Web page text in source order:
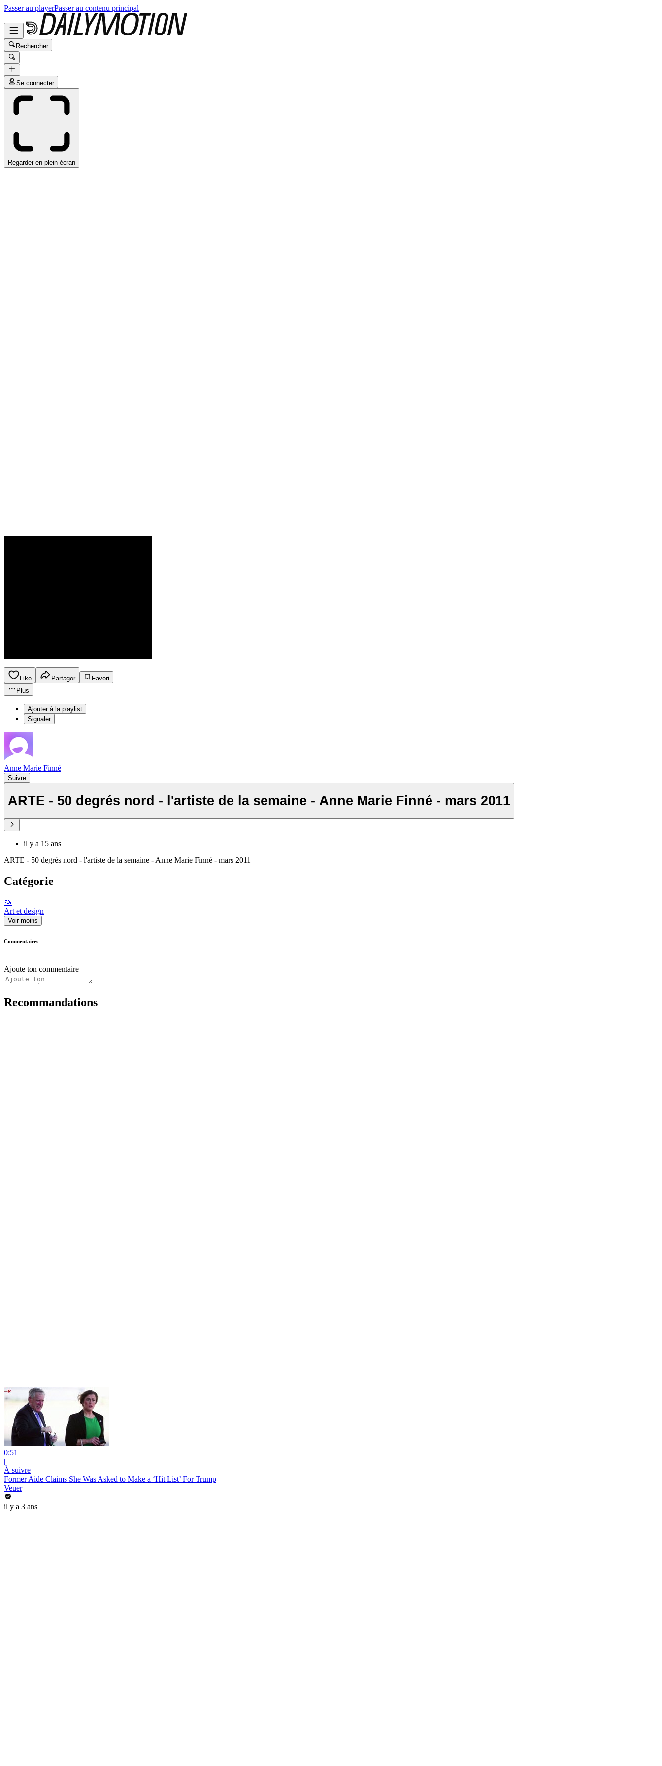
Passer au playerPasser au contenu principal
Rechercher
Se connecter
Regarder en plein écran
Like Partager
Favori
Plus
Ajouter à la playlist
Signaler
Anne Marie Finné
Suivre
ARTE - 50 degrés nord - l'artiste de la semaine - Anne Marie Finné - mars 2011
il y a 15 ans
ARTE - 50 degrés nord - l'artiste de la semaine - Anne Marie Finné - mars 2011
Catégorie
🦄
Art et design
Voir moins
Commentaires
Ajoute ton commentaire
Recommandations
0:51
|
À suivre
Former Aide Claims She Was Asked to Make a ‘Hit List’ For Trump
Veuer
il y a 3 ans